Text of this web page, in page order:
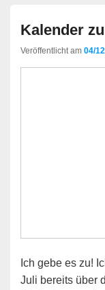
Kalender
Veröffentlicht am 04/
Ich gebe es zu!
Juli bereits über